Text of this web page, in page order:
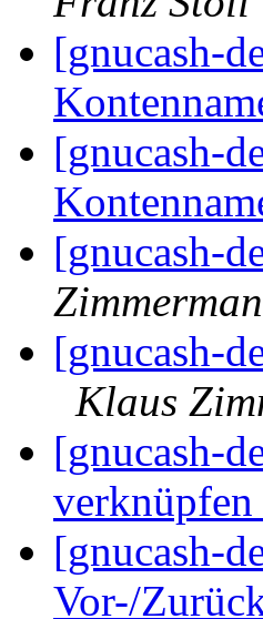
[gnucash-
[gnucash-
[gnucash-
[gnucash-
Klaus
[gnucash-
verknüpfen
[gnucash-
Vor-/